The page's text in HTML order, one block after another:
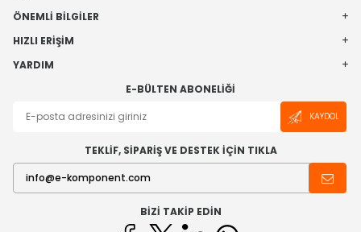
ÖNEMLI BILGILER
HIZLI ERIŞIM
YARDIM
E-BÜLTEN ABONELIĞI
KAYDOL
TEKLİF, SİPARİŞ VE DESTEK İÇİN TIKLA
BIZI TAKIP EDIN